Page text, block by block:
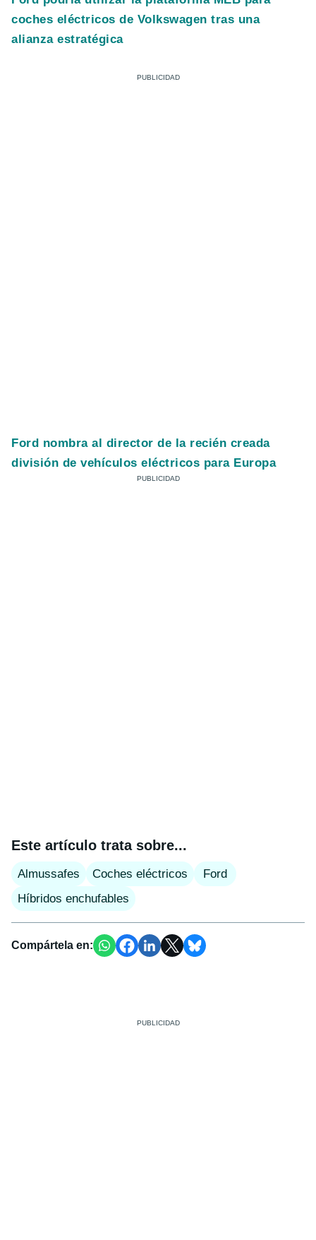
coches eléctricos de Volkswagen tras una
alianza estratégica
Ford nombra al director de la recién creada
división de vehículos eléctricos para Europa
Este artículo trata sobre...
Almussafes Coches eléctricos
Ford
Híbridos enchufables
Compártela en: